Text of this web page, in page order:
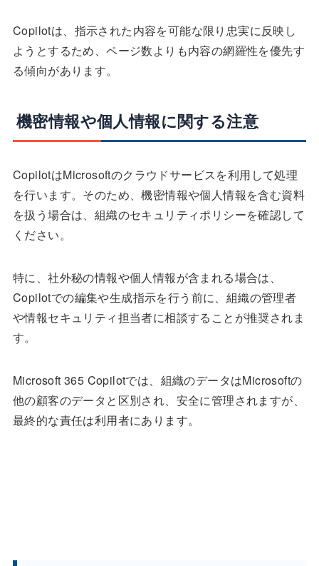
Copilotは、指示された内容を可能な限り忠実に反映し
ようとするため、ページ数よりも内容の網羅性を優先す
る傾向があります。
機密情報や個人情報に関する注意
CopilotはMicrosoftのクラウドサービスを利用して処理
を行います。そのため、機密情報や個人情報を含む資料
を扱う場合は、組織のセキュリティポリシーを確認して
ください。
特に、社外秘の情報や個人情報が含まれる場合は、
Copilotでの編集や生成指示を行う前に、組織の管理者
や情報セキュリティ担当者に相談することが推奨されま
す。
Microsoft 365 Copilotでは、組織のデータはMicrosoftの
他の顧客のデータと区別され、安全に管理されますが、
最終的な責任は利用者にあります。